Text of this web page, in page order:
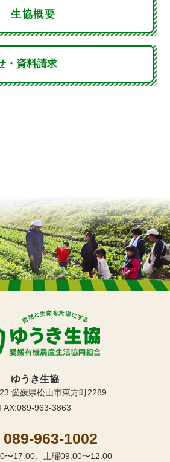
生協概要
・資料請求
ゆうき生協
愛媛県松山市東方町2289
FAX:089-963-3863
089-963-1002
〜17:00、土曜09:00〜12:00